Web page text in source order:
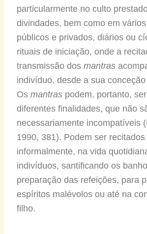
particularmente no culto
divindades, bem como em
públicos e privados, diários ou
rituais de iniciação, onde a
transmissão dos mantras
indivíduo, desde a sua
Os mantraspodem, portanto,
diferentes finalidades, que não
necessariamente incompatíveis
1990, 381). Podem ser recitados
informalmente, na vida
indivíduos, santificando os
preparação das refeições, para
espíritos malévolos ou até na
filho.